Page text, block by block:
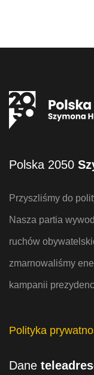
Polska 2050
Przyszliśmy do
Nasza partia
ruchów
zmarnowaliśmy
kampanii
Polityka
Dane